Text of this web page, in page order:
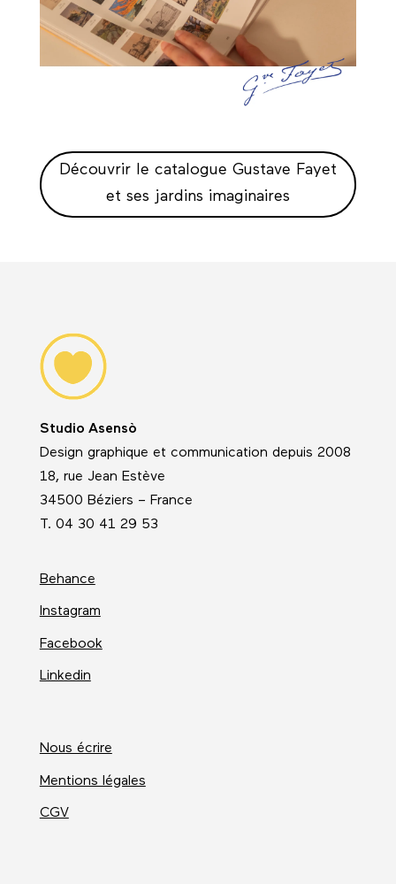
Découvrir le catalogue Gustave Fayet
et ses jardins imaginaires
Studio Asensò
Design graphique et communication depuis 2008
18, rue Jean Estève
34500 Béziers – France
T. 04 30 41 29 53
Behance
Instagram
Facebook
Linkedin
Nous écrire
Mentions légales
CGV